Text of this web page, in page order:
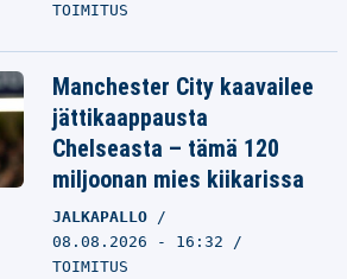
TOIMITUS
Manchester City kaavailee
jättikaappausta
Chelseasta – tämä 120
miljoonan mies kiikarissa
JALKAPALLO
08.08.2026 - 16:32
TOIMITUS